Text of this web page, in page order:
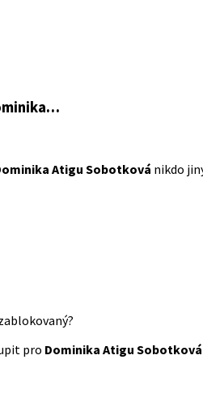
Atigu Sobotková nikdo
pro Dominika Atigu Sobotková